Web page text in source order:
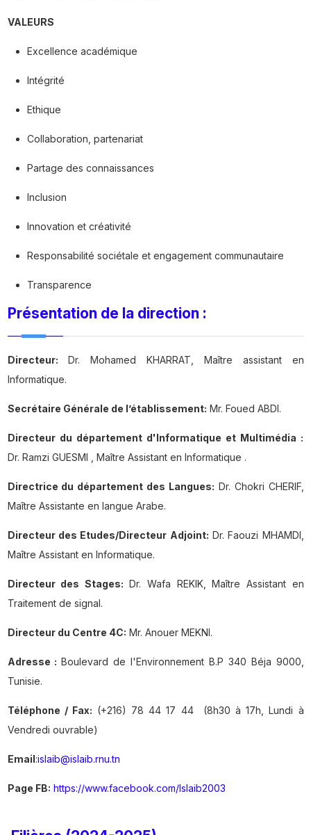
VALEURS
Excellence académique
Intégrité
Ethique
Collaboration, partenariat
Partage des connaissances
Inclusion
Innovation et créativité
Responsabilité sociétale et engagement communautaire
Transparence
Présentation de la direction :
Directeur: Dr. Mohamed KHARRAT, Maître assistant en
Informatique.
Secrétaire Générale de l’établissement: Mr. Foued ABDI.
Directeur du département d'Informatique et Multimédia :
Dr. Ramzi GUESMI , Maître Assistant en Informatique .
Directrice du département des Langues: Dr. Chokri CHERIF,
Maître Assistante en langue Arabe.
Directeur des Etudes/Directeur Adjoint: Dr. Faouzi MHAMDI,
Maître Assistant en Informatique.
Directeur des Stages: Dr. Wafa REKIK, Maître Assistant en
Traitement de signal.
Directeur du Centre 4C: Mr. Anouer MEKNI.
Adresse :Boulevard de l'Environnement B.P 340 Béja 9000,
Tunisie.
Téléphone / Fax: (+216) 78 44 17 44 (8h30 à 17h, Lundi à
Vendredi ouvrable)
Email:islaib@islaib.rnu.tn
Page FB: https://www.facebook.com/Islaib2003